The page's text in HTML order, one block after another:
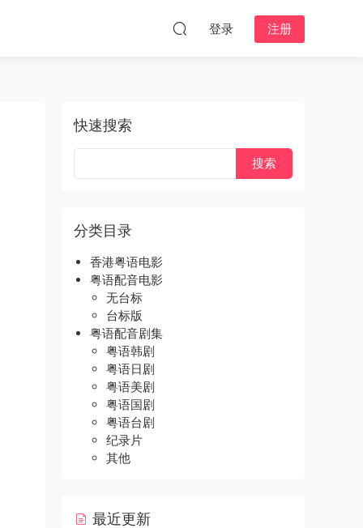
登录 注册
快速搜索
分类目录
香港粤语电影
粤语配音电影
无台标
台标版
粤语配音剧集
粤语韩剧
粤语日剧
粤语美剧
粤语国剧
粤语台剧
纪录片
其他
最近更新